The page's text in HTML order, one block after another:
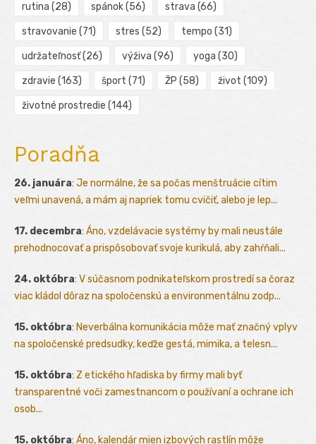
rutina (28) spánok(56) strava (66)
stravovanie (71) stres (52) tempo (31)
udržateľnosť(26) výživa (96) yoga (30)
zdravie (163) šport (71) ŽP (58) život (109)
životné prostredie (144)
Poradňa
26. januára: Je normálne, že sa počas menštruácie cítim
veľmi unavená, a mám aj napriek tomu cvičiť, alebo je lep...
17. decembra: Áno, vzdelávacie systémy by mali neustále
prehodnocovať a prispôsobovať svoje kurikulá, aby zahŕňali...
24. októbra: V súčasnom podnikateľskom prostredí sa čoraz
viac kládol dôraz na spoločenskú a environmentálnu zodp...
15. októbra: Neverbálna komunikácia môže mať značný vplyv
na spoločenské predsudky, keďže gestá, mimika, a telesn...
15. októbra: Z etického hľadiska by firmy mali byť
transparentné voči zamestnancom o používaní a ochrane ich
osob...
15. októbra: Áno, kalendár mien izbových rastlín môže